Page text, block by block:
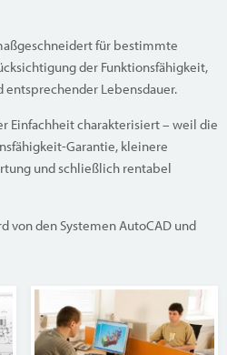
für bestimmte
der Funktionsfähigkeit,
Lebensdauer.
Einfachheit charakterisiert – weil die
Garantie, kleinere
und schließlich rentabel
von den Systemen AutoCAD und